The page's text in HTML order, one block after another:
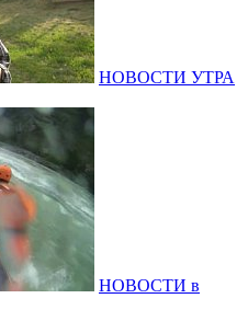
НОВОСТИ УТРА
НОВОСТИ в